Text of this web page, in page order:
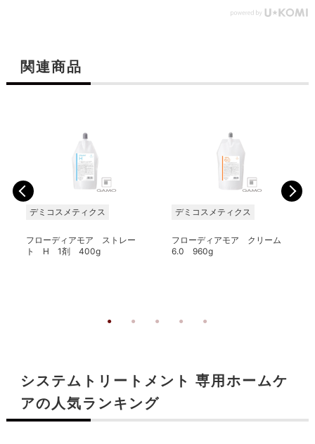
関連商品
デミコスメティクス
フローディアモア ストレー
ト H 1剤 400g
デミコスメティクス
フローディアモア クリーム
6.0 960g
システムトリートメント 専用ホームケ
アの人気ランキング